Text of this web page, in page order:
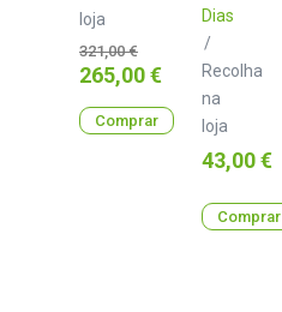
loja
Preço
normal
321,00 €
Preço
265,00 €
Comprar
Dias
/
Recolha
na
loja
Preço
43,00 €
Comprar